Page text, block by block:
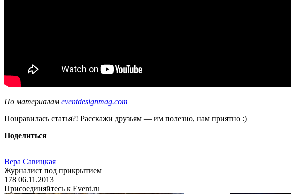
По материалам eventdesignmag.com
Понравилась статья?! Расскажи друзьям — им полезно, нам приятно :)
Поделиться
Вера Савицкая
Журналист под прикрытием
178 06.11.2013
Присоединяйтесь к Event.ru